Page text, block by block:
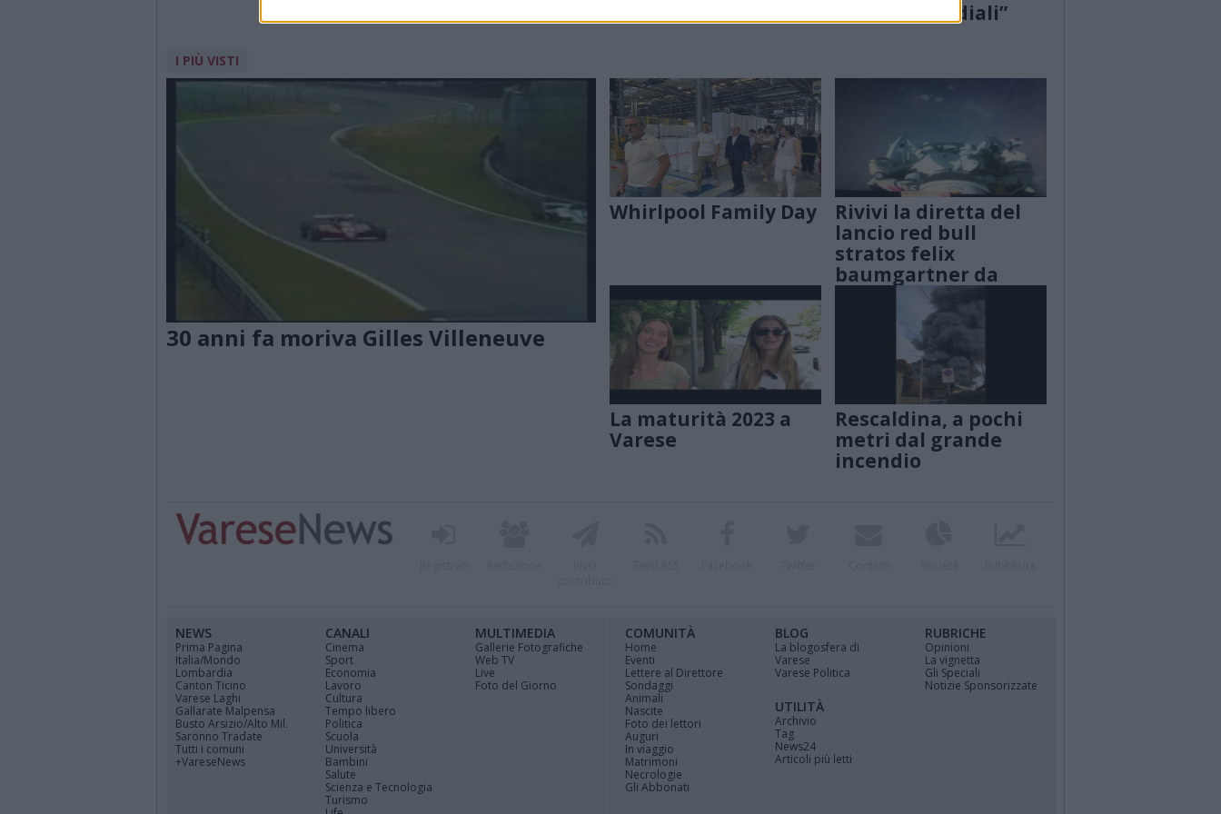
anche i mondiali”
I PIÙ VISTI
30 anni fa moriva Gilles Villeneuve
Whirlpool Family Day
Rivivi la diretta del
lancio red bull
stratos felix
baumgartner da
La maturità 2023 a
Varese
Rescaldina, a pochi
metri dal grande
incendio
NEWS
Prima Pagina
Italia/Mondo
Lombardia
Canton Ticino
Varese Laghi
Gallarate Malpensa
Busto Arsizio/Alto Mil.
Saronno Tradate
Tutti i comuni
+VareseNews
CANALI
Cinema
Sport
Economia
Lavoro
Cultura
Tempo libero
Politica
Scuola
Università
Bambini
Salute
Scienza e Tecnologia
Turismo
MULTIMEDIA
Gallerie Fotografiche
Web TV
Live
Foto del Giorno
COMUNITÀ
Home
Eventi
Lettere al Direttore
Sondaggi
Animali
Nascite
Foto dei lettori
Auguri
In viaggio
Matrimoni
Necrologie
Gli Abbonati
BLOG
La blogosfera di
Varese
Varese Politica
UTILITÀ
Archivio
Tag
News24
Articoli più letti
RUBRICHE
Opinioni
La vignetta
Gli Speciali
Notizie Sponsorizzate